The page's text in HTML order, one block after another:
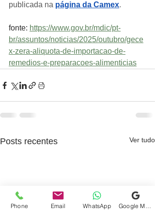
publicada na página da Camex.
fonte: https://www.gov.br/mdic/pt-
br/assuntos/noticias/2025/outubro/gece
x-zera-aliquota-de-importacao-de-
remedios-e-preparacoes-alimenticias
Posts recentes Ver tudo
Phone Email WhatsApp